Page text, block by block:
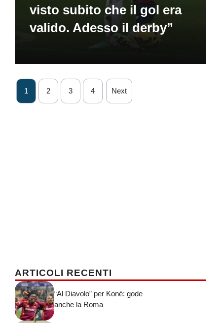
visto subito che il gol era
valido. Adesso il derby”
1 2 3 4 Next
ARTICOLI RECENTI
“Al Diavolo” per Koné: gode
anche la Roma